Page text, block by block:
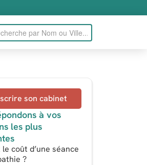
son cabinet
à vos
les plus
coût d’une séance
?